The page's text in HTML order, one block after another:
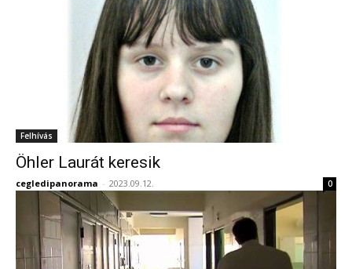
Felhívás
Öhler Laurát keresik
cegledipanorama - 2023.09.12. 0